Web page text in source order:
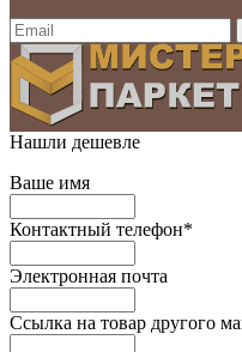
Нашли дешевле
Ваше имя
Контактный телефон*
Электронная почта
Ссылка на товар другого